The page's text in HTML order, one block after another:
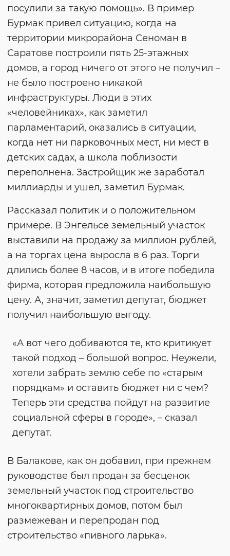
посулили за такую помощь». В пример
Бурмак привел ситуацию, когда на
территории микрорайона Сеноман в
Саратове построили пять 25-этажных
домов, а город ничего от этого не получил –
не было построено никакой
инфраструктуры. Люди в этих
«человейниках», как заметил
парламентарий, оказались в ситуации,
когда нет ни парковочных мест, ни мест в
детских садах, а школа поблизости
переполнена. Застройщик же заработал
миллиарды и ушел, заметил Бурмак.
Рассказал политик и о положительном
примере. В Энгельсе земельный участок
выставили на продажу за миллион рублей,
а на торгах цена выросла в 6 раз. Торги
длились более 8 часов, и в итоге победила
фирма, которая предложила наибольшую
цену. А, значит, заметил депутат, бюджет
получил наибольшую выгоду.
«А вот чего добиваются те, кто критикует
такой подход – большой вопрос. Неужели,
хотели забрать землю себе по «старым
порядкам» и оставить бюджет ни с чем?
Теперь эти средства пойдут на развитие
социальной сферы в городе», – сказал
депутат.
В Балакове, как он добавил, при прежнем
руководстве был продан за бесценок
земельный участок под строительство
многоквартирных домов, потом был
размежеван и перепродан под
строительство «пивного ларька».